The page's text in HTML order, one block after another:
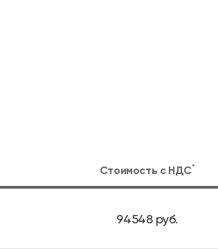
Стоимость с НДС*
94548 руб.